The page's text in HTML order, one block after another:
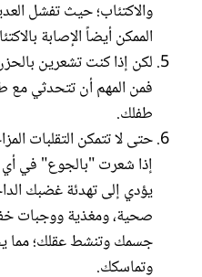
والاكتئاب؛ حيث تفشل
الممكن أيضاً الإصابة
لكن إذا كنت تشعرين
فمن المهم أن تتحدثي
طفلك.
حتى لا تتمكن التقلبات
إذا شعرت "بالجوع" في أي
يؤدي إلى تهدئة غضبك
صحية، ومغذية ووجبات
جسمك وتنشط عقلك؛ مما
وتماسكك.